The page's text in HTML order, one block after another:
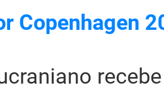
Copenhagen